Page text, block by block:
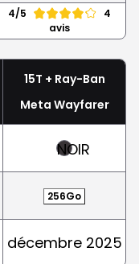
4/5
4
avis
15T + Ray-Ban
Meta Wayfarer
NOIR
256Go
décembre 2025